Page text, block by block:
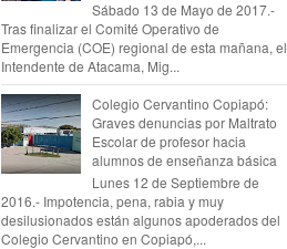
Sábado 13 de Mayo de 2017.-
Tras finalizar el Comité Operativo de
Emergencia (COE) regional de esta mañana, el
Intendente de Atacama, Mig...
Colegio Cervantino Copiapó:
Graves denuncias por Maltrato
Escolar de profesor hacia
alumnos de enseñanza básica
Lunes 12 de Septiembre de
2016.- Impotencia, pena, rabia y muy
desilusionados están algunos apoderados del
Colegio Cervantino en Copiapó,...